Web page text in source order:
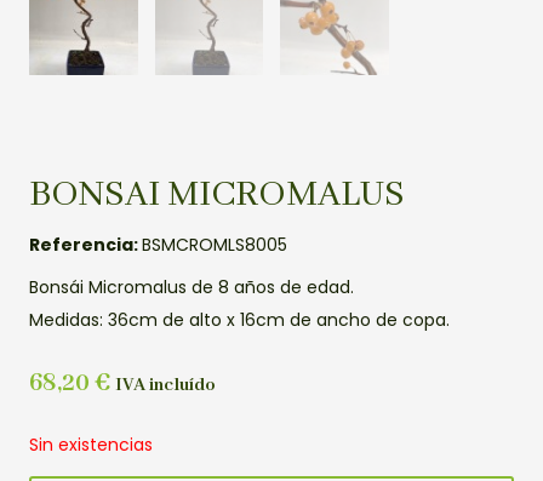
BONSAI MICROMALUS
Referencia:BSMCROMLS8005
Bonsái Micromalus de 8 años de edad.
Medidas: 36cm de alto x 16cm de ancho de copa.
68,20 € IVA incluído
Sin existencias